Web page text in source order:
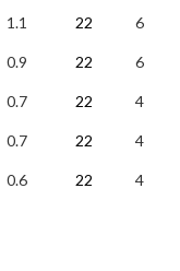
1.1 22 6
0.9 22 6
0.7 22 4
0.7 22 4
0.6 22 4